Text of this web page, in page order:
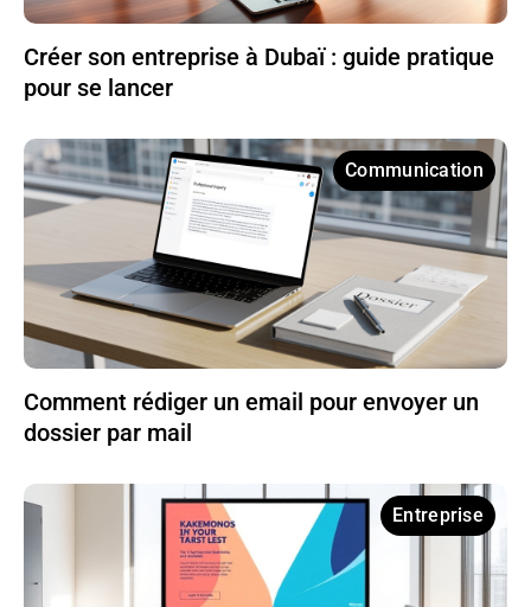
Créer son entreprise à Dubaï : guide pratique
pour se lancer
Communication
Comment rédiger un email pour envoyer un
dossier par mail
Entreprise